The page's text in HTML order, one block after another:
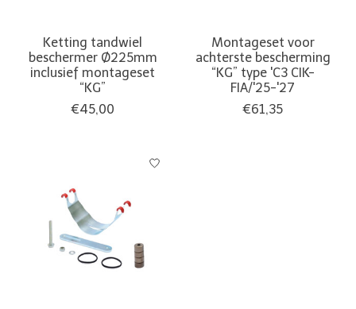
Ketting tandwiel
beschermer Ø225mm
inclusief montageset
“KG”
€45,00
Montageset voor
achterste bescherming
“KG” type 'C3 CIK-
FIA/'25-'27
€61,35